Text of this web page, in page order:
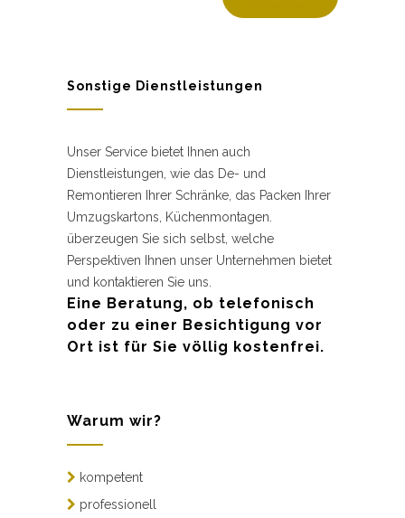
Sonstige Dienstleistungen
Unser Service bietet Ihnen auch
Dienstleistungen, wie das De- und
Remontieren Ihrer Schränke, das Packen Ihrer
Umzugskartons, Küchenmontagen.
überzeugen Sie sich selbst, welche
Perspektiven Ihnen unser Unternehmen bietet
und kontaktieren Sie uns.
Eine Beratung, ob telefonisch
oder zu einer Besichtigung vor
Ort ist für Sie völlig kostenfrei.
Warum wir?
kompetent
professionell